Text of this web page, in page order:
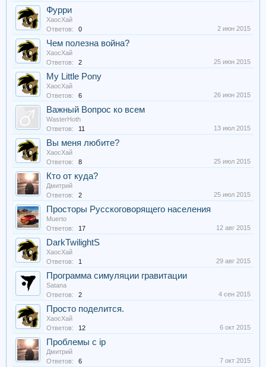
Фурри
ХаосХай
Ответов:
0 2 июн 2015
Чем полезна война?
ХаосХай
Ответов:
2 25 июн 2015
My Little Pony
ХаосХай
Ответов:
6 26 июн 2015
Важный Вопрос ко всем
WasterHoth
Ответов:
11 13 июл 2015
Вы меня любите?
ХаосХай
Ответов:
8 25 июл 2015
Кто от куда?
Дмитрий
Ответов:
2 25 июл 2015
Просторы Русскоговорящего населения
Muerto
Ответов:
17 12 авг 2015
DarkTwilightS
ХаосХай
Ответов:
1 29 авг 2015
Программа симуляции гравитации
Satana
Ответов:
2 4 сен 2015
Просто поделится.
ХаосХай
Ответов:
12 6 окт 2015
Проблемы с ip
Дмитрий
Ответов:
6 7 окт 2015